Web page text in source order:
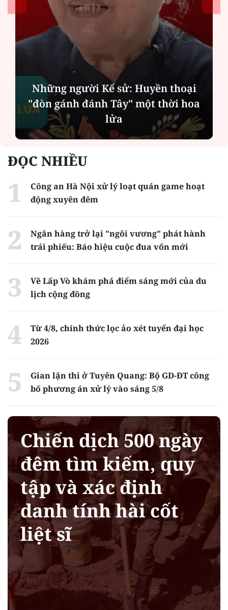
Chính quyền địa phương 2 cấp: Dịch
vụ công ngày càng gần dân
ĐỌC NHIỀU
Công an Hà Nội xử lý loạt quán game hoạt
động xuyên đêm
Ngân hàng trở lại "ngôi vương" phát hành
trái phiếu: Báo hiệu cuộc đua vốn mới
Về Lấp Vò khám phá điểm sáng mới của du
lịch cộng đồng
Từ 4/8, chính thức lọc ảo xét tuyển đại học
2026
Gian lận thi ở Tuyên Quang: Bộ GD-ĐT công
bố phương án xử lý vào sáng 5/8
Chiến dịch 500 ngày
đêm tìm kiếm, quy
tập và xác định
danh tính hài cốt
liệt sĩ